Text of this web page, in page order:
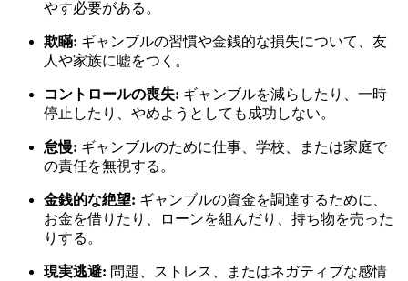
やす必要がある。
欺瞞: ギャンブルの習慣や金銭的な損失について、友
人や家族に嘘をつく。
コントロールの喪失: ギャンブルを減らしたり、一時
停止したり、やめようとしても成功しない。
怠慢: ギャンブルのために仕事、学校、または家庭で
の責任を無視する。
金銭的な絶望: ギャンブルの資金を調達するために、
お金を借りたり、ローンを組んだり、持ち物を売った
りする。
現実逃避: 問題、ストレス、またはネガティブな感情